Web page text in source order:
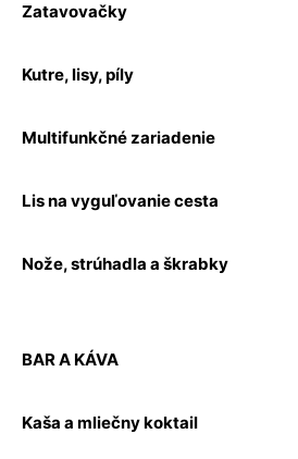
Zatavovačky
Kutre, lisy, píly
Multifunkčné zariadenie
Lis na vyguľovanie cesta
Nože, strúhadla a škrabky
BAR A KÁVA
Kaša a mliečny koktail